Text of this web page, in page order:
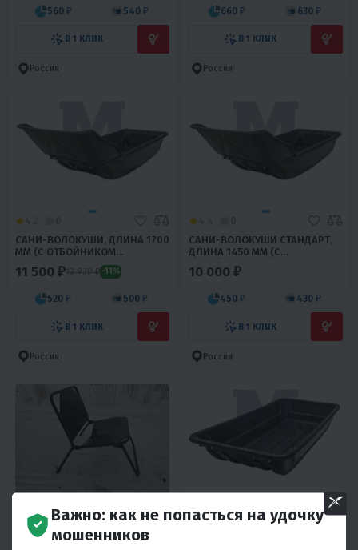
560 ₽ 540 ₽
В 1 КЛИК
Россия
660 ₽ 630 ₽
В 1 КЛИК
Россия
CАНИ-ВОЛОКУШИ, ДЛИНА 1700
ММ (С ОТБОЙНИКОМ
НЕПОДШИТЫЕ)
11 500 ₽12 930 ₽ -11%
520 ₽ 500 ₽
В 1 КЛИК
Россия
CАНИ-ВОЛОКУШИ СТАНДАРТ,
ДЛИНА 1450 ММ (С
ОТБОЙНИКОМ ПОДШИТЫЕ)
10 000 ₽
450 ₽ 430 ₽
В 1 КЛИК
Россия
0
СИДЕНЬЕ (КРЕСЛО) РАЙДА
4.8 0
Важно: как не попасться на удочку
мошенников